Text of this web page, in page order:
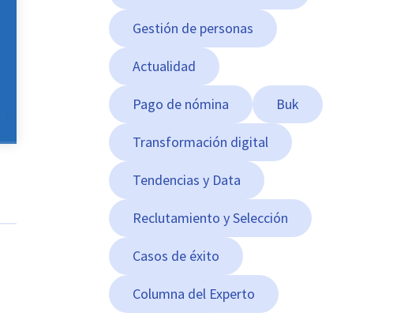
Gestión de personas
Actualidad
Pago de nómina Buk
Transformación digital
Tendencias y Data
Reclutamiento y Selección
Casos de éxito
Columna del Experto